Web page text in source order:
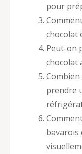
pour
chocolat
Peut-on
chocolat
prendre
bavarois